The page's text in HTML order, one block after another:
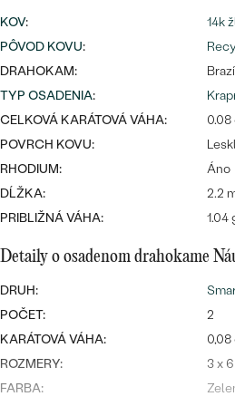
Wave
PODĽA TVARU
NA MIERU
DIAMANTY
náušnice
prívesky
prstene
PREZRIEŤ
KOV:
14k
PÔVOD KOVU:
DRAHOKAM:
TYP OSADENIA:
CELKOVÁ KARÁTOVÁ VÁHA:
0.08
POVRCH KOVU:
RHODIUM:
Áno
DĹŽKA:
2.2
PRIBLIŽNÁ VÁHA:
1.04
Detaily o osadenom drahokame
DRUH:
POČET:
2
KARÁTOVÁ VÁHA:
0,08
ROZMERY:
3 x
FARBA: